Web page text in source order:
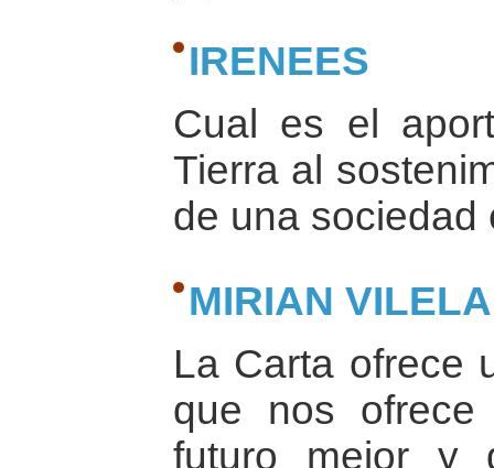
IRENEES
Cual es el
Tierra al
de una sociedad
MIRIAN VILELA
La Carta ofrece
que nos ofrece
futuro mejor y